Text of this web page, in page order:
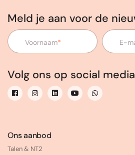
Meld je aan voor de
Voornaam* E-
Volg ons op social media
Ons aanbod
Talen & NT2